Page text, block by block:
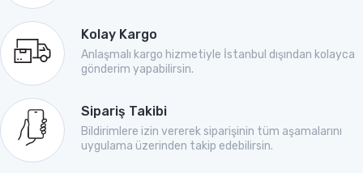
Kolay Kargo
Anlaşmalı kargo hizmetiyle İstanbul dışından kolayca
gönderim yapabilirsin.
Sipariş Takibi
Bildirimlere izin vererek siparişinin tüm aşamalarını
uygulama üzerinden takip edebilirsin.